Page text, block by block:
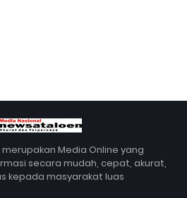
Media Online yang
secara mudah, cepat, akurat,
kepada masyarakat luas